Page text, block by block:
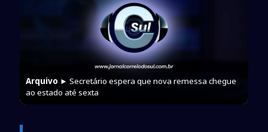
Arquivo ► Secretário espera que nova remessa chegue
ao estado até sexta